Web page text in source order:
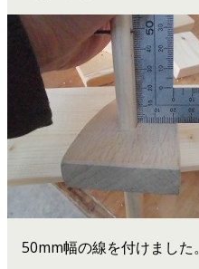
50mm幅の線を付けました。